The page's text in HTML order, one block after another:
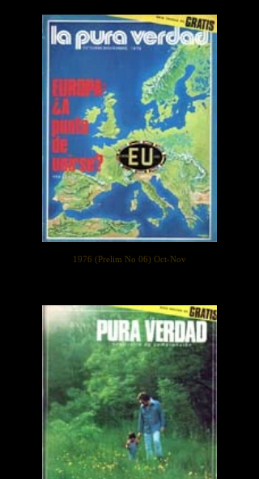
1976 (Prelim No 06) Oct-Nov